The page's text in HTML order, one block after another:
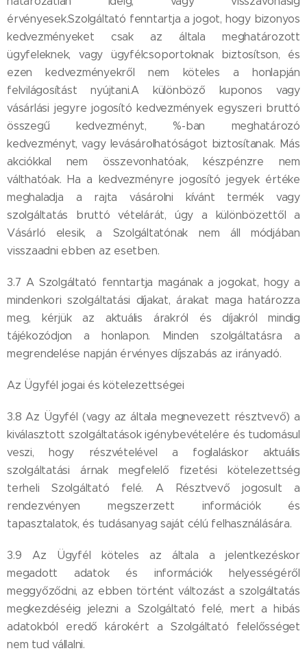
érvényesek.Szolgáltató fenntartja a jogot, hogy bizonyos
kedvezményeket csak az általa meghatározott
ügyfeleknek, vagy ügyfélcsoportoknak biztosítson, és
ezen kedvezményekről nem köteles a honlapján
felvilágosítást nyújtani.A különböző kuponos vagy
vásárlási jegyre jogosító kedvezmények egyszeri bruttó
összegű kedvezményt, %-ban meghatározó
kedvezményt, vagy levásárolhatóságot biztosítanak. Más
akciókkal nem összevonhatóak, készpénzre nem
válthatóak. Ha a kedvezményre jogosító jegyek értéke
meghaladja a rajta vásárolni kívánt termék vagy
szolgáltatás bruttó vételárát, úgy a különbözettől a
Vásárló elesik, a Szolgáltatónak nem áll módjában
visszaadni ebben az esetben.
3.7 A Szolgáltató fenntartja magának a jogokat, hogy a
mindenkori szolgáltatási díjakat, árakat maga határozza
meg, kérjük az aktuális árakról és díjakról mindig
tájékozódjon a honlapon. Minden szolgáltatásra a
megrendelése napján érvényes díjszabás az irányadó.
Az Ügyfél jogai és kötelezettségei
3.8 Az Ügyfél (vagy az általa megnevezett résztvevő) a
kiválasztott szolgáltatások igénybevételére és tudomásul
veszi, hogy részvételével a foglaláskor aktuális
szolgáltatási árnak megfelelő fizetési kötelezettség
terheli Szolgáltató felé. A Résztvevő jogosult a
rendezvényen megszerzett információk és
tapasztalatok, és tudásanyag saját célú felhasználására.
3.9 Az Ügyfél köteles az általa a jelentkezéskor
megadott adatok és információk helyességéről
meggyőződni, az ebben történt változást a szolgáltatás
megkezdéséig jelezni a Szolgáltató felé, mert a hibás
adatokból eredő károkért a Szolgáltató felelősséget
nem tud vállalni.